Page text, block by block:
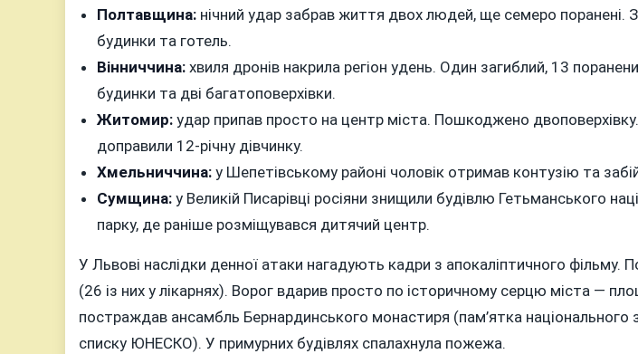
Полтавщина: нічний удар забрав життя двох людей, ще семеро поранені.
будинки та готель.
Вінниччина: хвиля дронів накрила регіон удень. Один загиблий, 13
будинки та дві багатоповерхівки.
Житомир: удар припав просто на центр міста. Пошкоджено
доправили 12-річну дівчинку.
Хмельниччина: у Шепетівському районі чоловік отримав контузію та
Сумщина: у Великій Писарівці росіяни знищили будівлю Гетьманського
парку, де раніше розміщувався дитячий центр.
У Львові наслідки денної атаки нагадують кадри з апокаліптичного фільму.
(26 із них у лікарнях). Ворог вдарив просто по історичному серцю міста —
постраждав ансамбль Бернардинського монастиря (пам’ятка національного
списку ЮНЕСКО). У примурних будівлях спалахнула пожежа.